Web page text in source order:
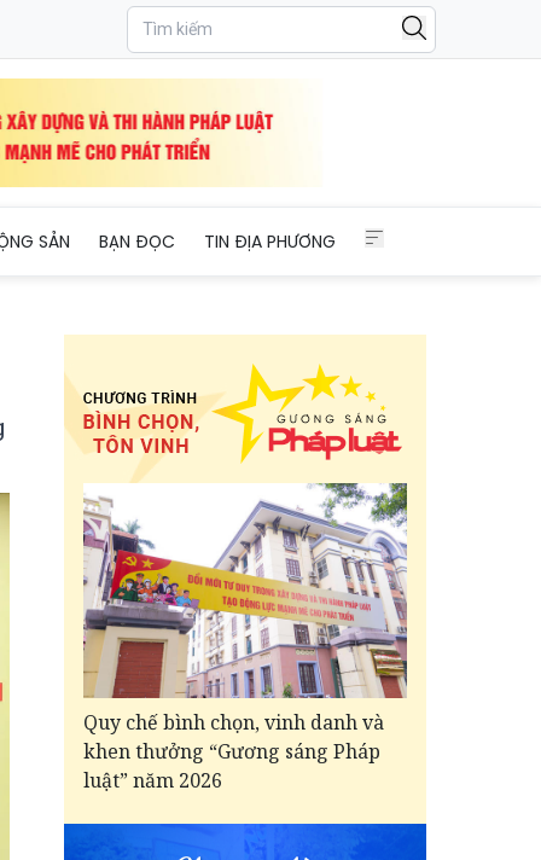
SẢN BẠN ĐỌC TIN ĐỊA PHƯƠNG
Quy chế bình chọn, vinh danh và
khen thưởng “Gương sáng Pháp
luật” năm 2026